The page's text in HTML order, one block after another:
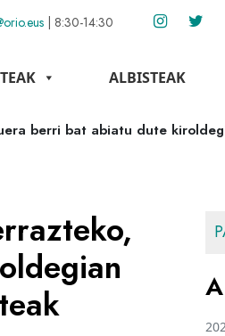
| 8:30-14:30
ALBISTEAK
berri bat abiatu dute